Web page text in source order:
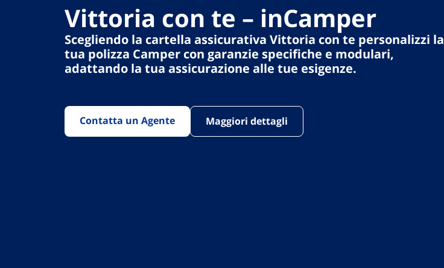
Vittoria con te – inCamper
Scegliendo la cartella assicurativa Vittoria con te personalizzi la
tua polizza Camper con garanzie specifiche e modulari,
adattando la tua assicurazione alle tue esigenze.
Contatta un Agente Maggiori dettagli